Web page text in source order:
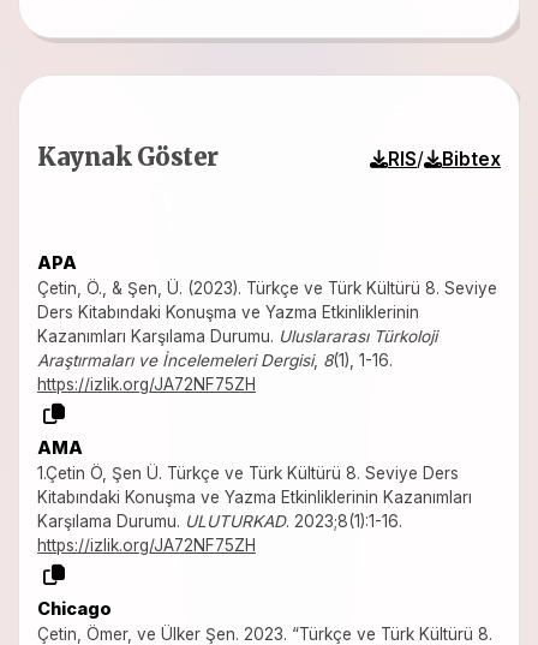
Kaynak Göster RIS/ Bibtex
APA
Çetin, Ö., & Şen, Ü. (2023). Türkçe ve Türk Kültürü 8. Seviye
Ders Kitabındaki Konuşma ve Yazma Etkinliklerinin
Kazanımları Karşılama Durumu. Uluslararası Türkoloji
Araştırmaları ve İncelemeleri Dergisi, 8(1), 1-16.
https://izlik.org/JA72NF75ZH
AMA
1.Çetin Ö, Şen Ü. Türkçe ve Türk Kültürü 8. Seviye Ders
Kitabındaki Konuşma ve Yazma Etkinliklerinin Kazanımları
Karşılama Durumu. ULUTURKAD. 2023;8(1):1-16.
https://izlik.org/JA72NF75ZH
Chicago
Çetin, Ömer, ve Ülker Şen. 2023. “Türkçe ve Türk Kültürü 8.